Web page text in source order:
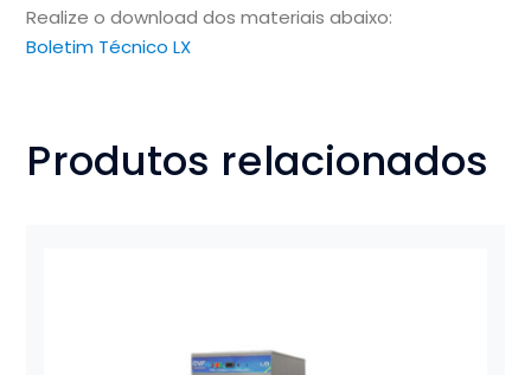
Realize o download dos materiais abaixo:
Boletim Técnico LX
Produtos relacionados